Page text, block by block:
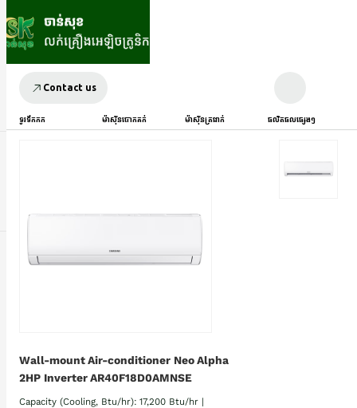
Contact us
ទូរទឹកកក ម៉ាស៊ីនបោកគក់ ម៉ាស៊ីនត្រជាក់ ផលិតផលផ្សេងៗ
Wall-mount Air-conditioner Neo Alpha​
2HP Inverter​ AR40F18D0AMNSE
Capacity (Cooling, Btu/hr): 17,200 Btu/hr |